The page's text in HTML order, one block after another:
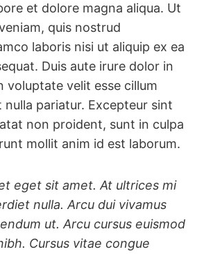
et dolore magna aliqua. Ut
quis nostrud
laboris nisi ut aliquip ex ea
Duis aute irure dolor in
voluptate velit esse cillum
nulla pariatur. Excepteur sint
non proident, sunt in culpa
mollit anim id est laborum.
eget sit amet. At ultrices mi
nulla. Arcu dui vivamus
ut. Arcu cursus euismod
Cursus vitae congue